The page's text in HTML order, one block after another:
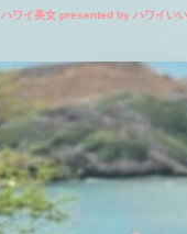
ハワイ美女 presented by ハワイい